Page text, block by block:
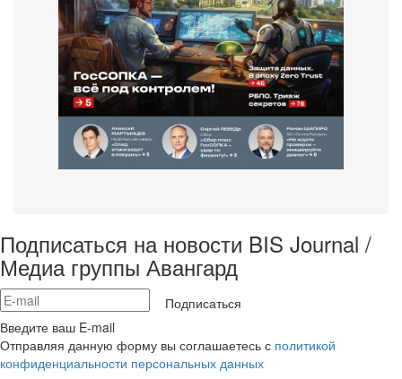
Подписаться на новости BIS Journal /
Медиа группы Авангард
Подписаться
Введите ваш E-mail
Отправляя данную форму вы соглашаетесь с политикой
конфиденциальности персональных данных